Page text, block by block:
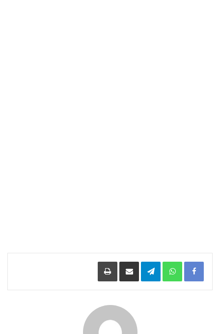
Facebook
WhatsApp
Telegramمشاركة عبر البريد طباعة